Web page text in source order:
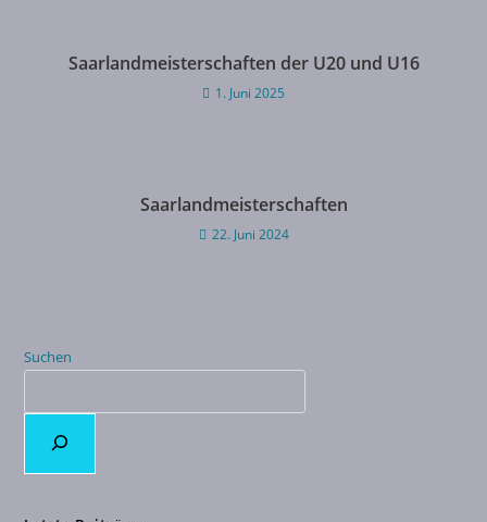
Saarlandmeisterschaften der U20 und U16
1. Juni 2025
Saarlandmeisterschaften
22. Juni 2024
Suchen